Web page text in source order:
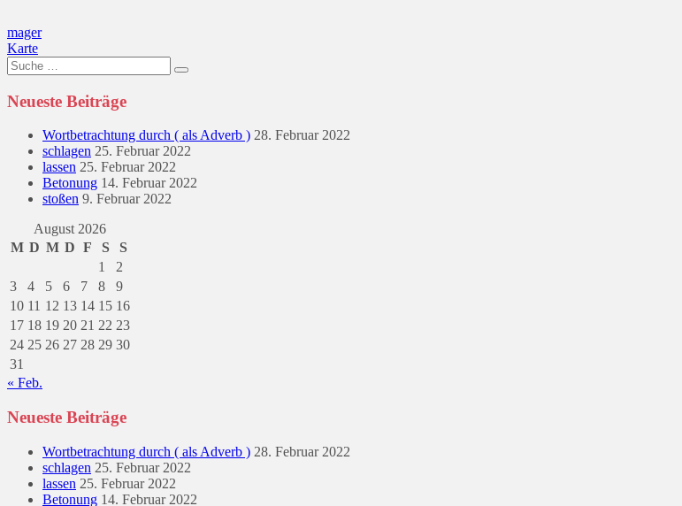
Beitragsnavigation
mager
Karte
Suche
nach:
Neueste Beiträge
Wortbetrachtung durch ( als Adverb ) 28. Februar 2022
schlagen 25. Februar 2022
lassen 25. Februar 2022
Betonung 14. Februar 2022
stoßen 9. Februar 2022
August 2026
M D M D F S
S
1
2
3
4 5 6 7 8
9
10 11 12 13 14 15 16
17 18 19 20 21 22 23
24 25 26 27 28 29 30
31
« Feb.
Neueste Beiträge
Wortbetrachtung durch ( als Adverb ) 28. Februar 2022
schlagen 25. Februar 2022
lassen 25. Februar 2022
Betonung 14. Februar 2022